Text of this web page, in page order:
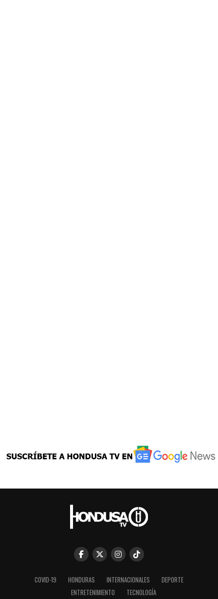
COVID-19 HONDURAS INTERNACIONALES
DEPORTE
ENTRETENIMIENTO
TECNOLOGÍA